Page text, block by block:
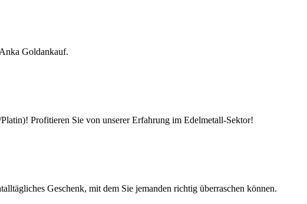
Goldankauf.
Profitieren Sie von unserer Erfahrung im Edelmetall-Sektor!
Geschenk, mit dem Sie jemanden richtig überraschen können.